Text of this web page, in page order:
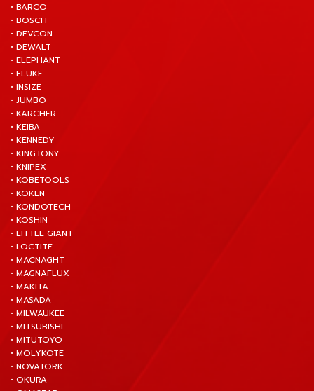
• BARCO
• BOSCH
• DEVCON
• DEWALT
• ELEPHANT
• FLUKE
• INSIZE
• JUMBO
• KARCHER
• KEIBA
• KENNEDY
• KINGTONY
• KNIPEX
• KOBETOOLS
• KOKEN
• KONDOTECH
• KOSHIN
• LITTLE GIANT
• LOCTITE
• MACNAGHT
• MAGNAFLUX
• MAKITA
• MASADA
• MILWAUKEE
• MITSUBISHI
• MITUTOYO
• MOLYKOTE
• NOVATORK
• OKURA